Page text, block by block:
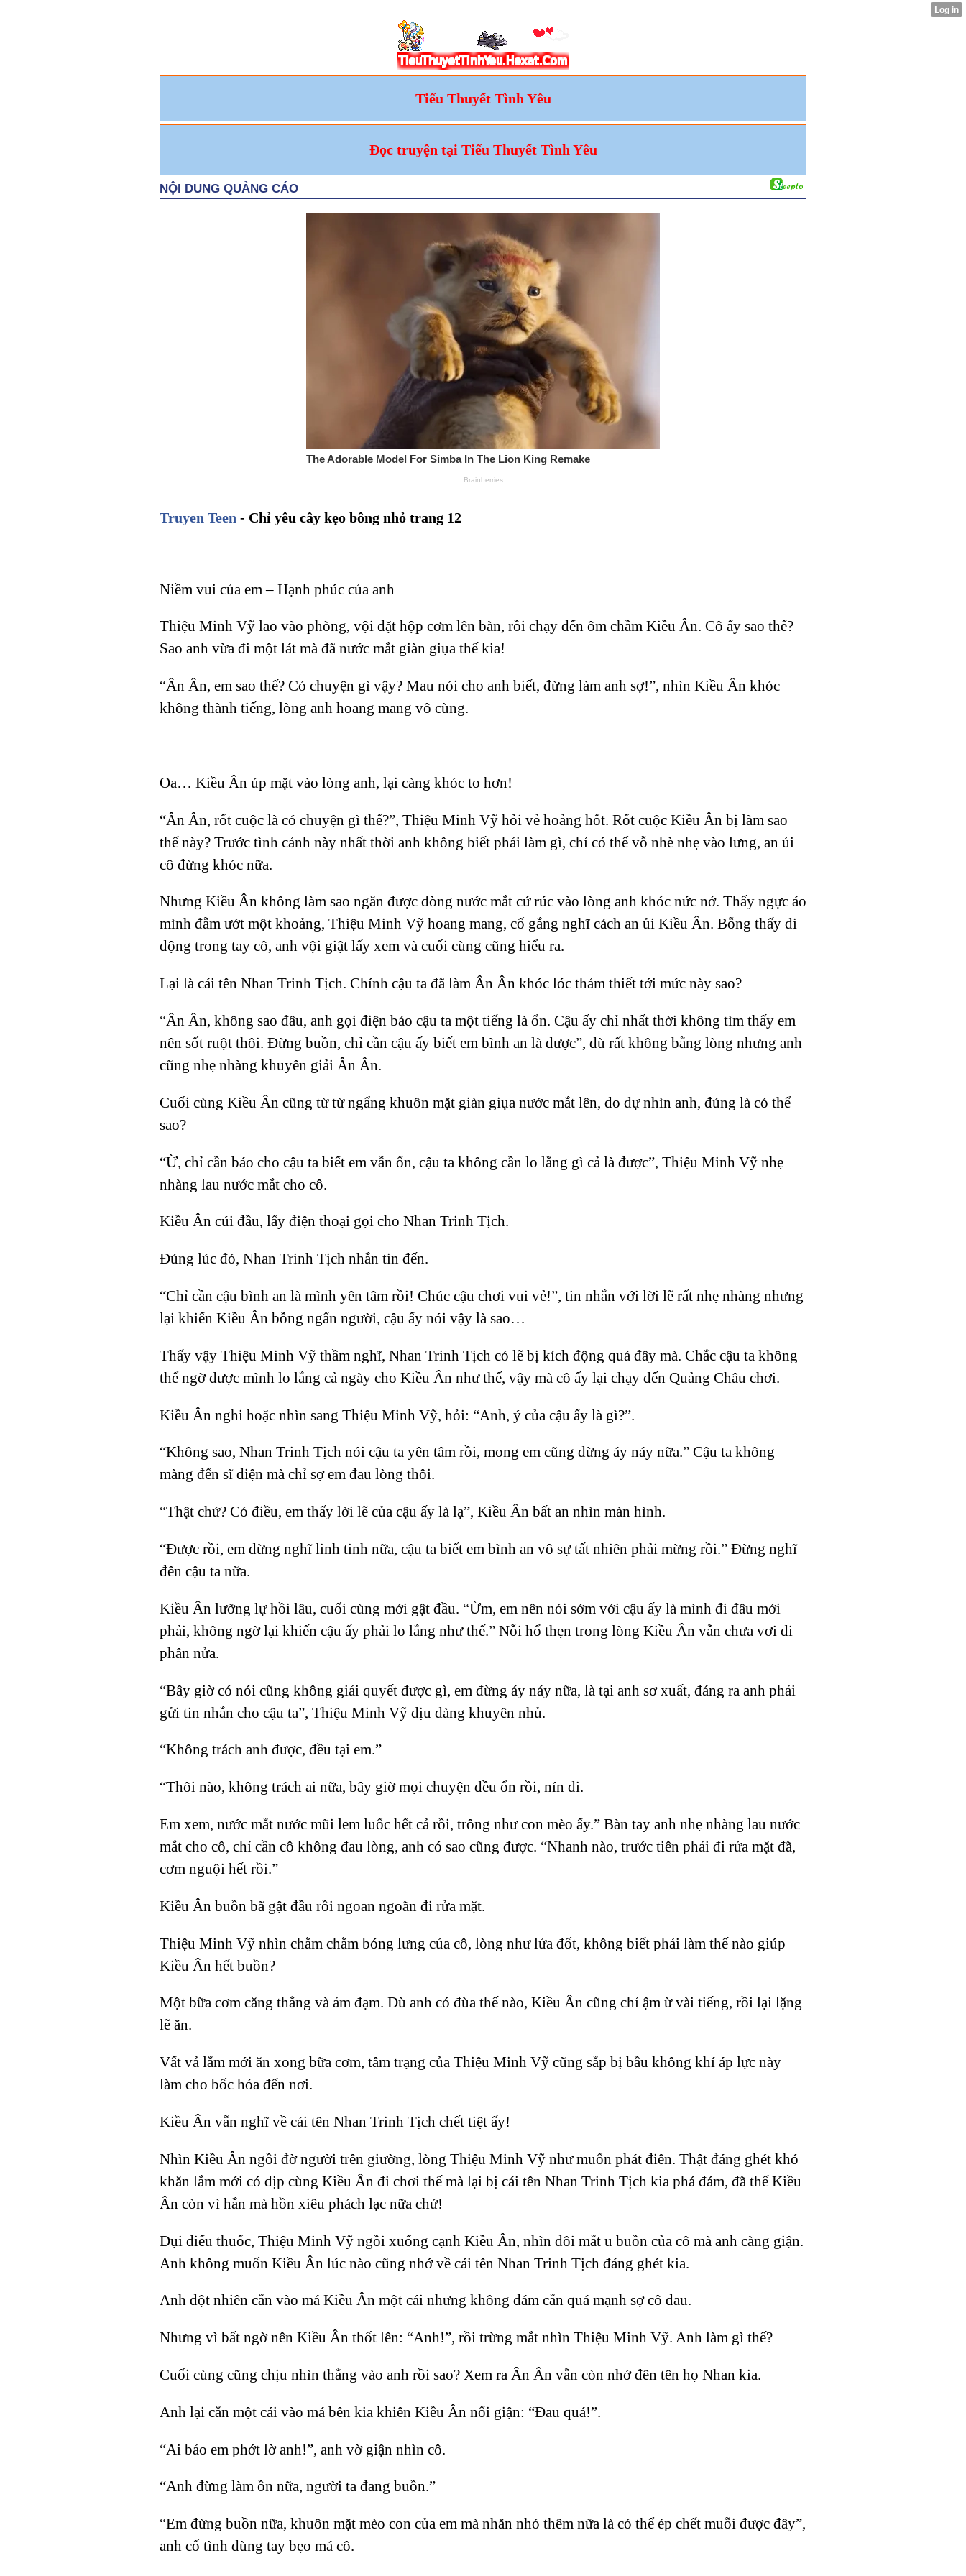
Tiểu Thuyết Tình Yêu
Đọc truyện tại Tiểu Thuyết Tình Yêu
Truyen Teen - Chỉ yêu cây kẹo bông nhỏ trang 12
Niềm vui của em – Hạnh phúc của anh
Thiệu Minh Vỹ lao vào phòng, vội đặt hộp cơm lên bàn, rồi chạy đến ôm chầm Kiều Ân. Cô ấy sao thế?
Sao anh vừa đi một lát mà đã nước mắt giàn giụa thế kia!
“Ân Ân, em sao thế? Có chuyện gì vậy? Mau nói cho anh biết, đừng làm anh sợ!”, nhìn Kiều Ân khóc
không thành tiếng, lòng anh hoang mang vô cùng.
Oa… Kiều Ân úp mặt vào lòng anh, lại càng khóc to hơn!
“Ân Ân, rốt cuộc là có chuyện gì thế?”, Thiệu Minh Vỹ hỏi vẻ hoảng hốt. Rốt cuộc Kiều Ân bị làm sao
thế này? Trước tình cảnh này nhất thời anh không biết phải làm gì, chỉ có thể vỗ nhè nhẹ vào lưng, an ủi
cô đừng khóc nữa.
Nhưng Kiều Ân không làm sao ngăn được dòng nước mắt cứ rúc vào lòng anh khóc nức nở. Thấy ngực áo
mình đẫm ướt một khoảng, Thiệu Minh Vỹ hoang mang, cố gắng nghĩ cách an ủi Kiều Ân. Bỗng thấy di
động trong tay cô, anh vội giật lấy xem và cuối cùng cũng hiểu ra.
Lại là cái tên Nhan Trinh Tịch. Chính cậu ta đã làm Ân Ân khóc lóc thảm thiết tới mức này sao?
“Ân Ân, không sao đâu, anh gọi điện báo cậu ta một tiếng là ổn. Cậu ấy chỉ nhất thời không tìm thấy em
nên sốt ruột thôi. Đừng buồn, chỉ cần cậu ấy biết em bình an là được”, dù rất không bằng lòng nhưng anh
cũng nhẹ nhàng khuyên giải Ân Ân.
Cuối cùng Kiều Ân cũng từ từ ngẩng khuôn mặt giàn giụa nước mắt lên, do dự nhìn anh, đúng là có thể
sao?
“Ừ, chỉ cần báo cho cậu ta biết em vẫn ổn, cậu ta không cần lo lắng gì cả là được”, Thiệu Minh Vỹ nhẹ
nhàng lau nước mắt cho cô.
Kiều Ân cúi đầu, lấy điện thoại gọi cho Nhan Trinh Tịch.
Đúng lúc đó, Nhan Trinh Tịch nhắn tin đến.
“Chỉ cần cậu bình an là mình yên tâm rồi! Chúc cậu chơi vui vẻ!”, tin nhắn với lời lẽ rất nhẹ nhàng nhưng
lại khiến Kiều Ân bỗng ngẩn người, cậu ấy nói vậy là sao…
Thấy vậy Thiệu Minh Vỹ thầm nghĩ, Nhan Trinh Tịch có lẽ bị kích động quá đây mà. Chắc cậu ta không
thể ngờ được mình lo lắng cả ngày cho Kiều Ân như thế, vậy mà cô ấy lại chạy đến Quảng Châu chơi.
Kiều Ân nghi hoặc nhìn sang Thiệu Minh Vỹ, hỏi: “Anh, ý của cậu ấy là gì?”.
“Không sao, Nhan Trinh Tịch nói cậu ta yên tâm rồi, mong em cũng đừng áy náy nữa.” Cậu ta không
màng đến sĩ diện mà chỉ sợ em đau lòng thôi.
“Thật chứ? Có điều, em thấy lời lẽ của cậu ấy là lạ”, Kiều Ân bất an nhìn màn hình.
“Được rồi, em đừng nghĩ linh tinh nữa, cậu ta biết em bình an vô sự tất nhiên phải mừng rồi.” Đừng nghĩ
đên cậu ta nữa.
Kiều Ân lưỡng lự hồi lâu, cuối cùng mới gật đầu. “Ừm, em nên nói sớm với cậu ấy là mình đi đâu mới
phải, không ngờ lại khiến cậu ấy phải lo lắng như thế.” Nỗi hổ thẹn trong lòng Kiều Ân vẫn chưa vơi đi
phân nửa.
“Bây giờ có nói cũng không giải quyết được gì, em đừng áy náy nữa, là tại anh sơ xuất, đáng ra anh phải
gửi tin nhắn cho cậu ta”, Thiệu Minh Vỹ dịu dàng khuyên nhủ.
“Không trách anh được, đều tại em.”
“Thôi nào, không trách ai nữa, bây giờ mọi chuyện đều ổn rồi, nín đi.
Em xem, nước mắt nước mũi lem luốc hết cả rồi, trông như con mèo ấy.” Bàn tay anh nhẹ nhàng lau nước
mắt cho cô, chỉ cần cô không đau lòng, anh có sao cũng được. “Nhanh nào, trước tiên phải đi rửa mặt đã,
cơm nguội hết rồi.”
Kiều Ân buồn bã gật đầu rồi ngoan ngoãn đi rửa mặt.
Thiệu Minh Vỹ nhìn chằm chằm bóng lưng của cô, lòng như lửa đốt, không biết phải làm thế nào giúp
Kiều Ân hết buồn?
Một bữa cơm căng thẳng và ảm đạm. Dù anh có đùa thế nào, Kiều Ân cũng chỉ ậm ừ vài tiếng, rồi lại lặng
lẽ ăn.
Vất vả lắm mới ăn xong bữa cơm, tâm trạng của Thiệu Minh Vỹ cũng sắp bị bầu không khí áp lực này
làm cho bốc hỏa đến nơi.
Kiều Ân vẫn nghĩ về cái tên Nhan Trinh Tịch chết tiệt ấy!
Nhìn Kiều Ân ngồi đờ người trên giường, lòng Thiệu Minh Vỹ như muốn phát điên. Thật đáng ghét khó
khăn lắm mới có dịp cùng Kiều Ân đi chơi thế mà lại bị cái tên Nhan Trinh Tịch kia phá đám, đã thế Kiều
Ân còn vì hắn mà hồn xiêu phách lạc nữa chứ!
Dụi điếu thuốc, Thiệu Minh Vỹ ngồi xuống cạnh Kiều Ân, nhìn đôi mắt u buồn của cô mà anh càng giận.
Anh không muốn Kiều Ân lúc nào cũng nhớ về cái tên Nhan Trinh Tịch đáng ghét kia.
Anh đột nhiên cắn vào má Kiều Ân một cái nhưng không dám cắn quá mạnh sợ cô đau.
Nhưng vì bất ngờ nên Kiều Ân thốt lên: “Anh!”, rồi trừng mắt nhìn Thiệu Minh Vỹ. Anh làm gì thế?
Cuối cùng cũng chịu nhìn thẳng vào anh rồi sao? Xem ra Ân Ân vẫn còn nhớ đên tên họ Nhan kia.
Anh lại cắn một cái vào má bên kia khiên Kiều Ân nổi giận: “Đau quá!”.
“Ai bảo em phớt lờ anh!”, anh vờ giận nhìn cô.
“Anh đừng làm ồn nữa, người ta đang buồn.”
“Em đừng buồn nữa, khuôn mặt mèo con của em mà nhăn nhó thêm nữa là có thể ép chết muỗi được đây”,
anh cố tình dùng tay bẹo má cô.